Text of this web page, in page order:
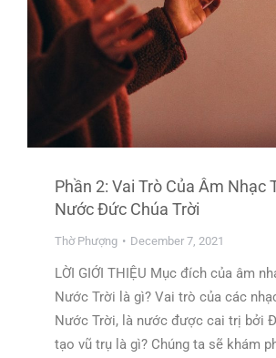
Phần 2: Vai Trò Của Âm Nhạc
Nước Đức Chúa Trời
Thờ Phượng December 7, 2021
LỜI GIỚI THIỆU Mục đích của âm
Nước Trời là gì? Vai trò của các
Nước Trời, là nước được cai trị bởi
tạo vũ trụ là gì? Chúng ta sẽ khám